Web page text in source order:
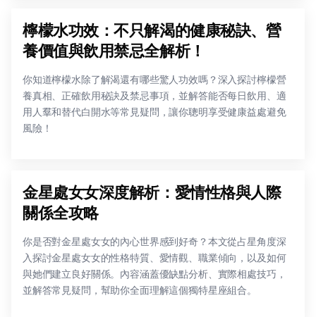
檸檬水功效：不只解渴的健康秘訣、營
養價值與飲用禁忌全解析！
你知道檸檬水除了解渴還有哪些驚人功效嗎？深入探討檸檬營
養真相、正確飲用秘訣及禁忌事項，並解答能否每日飲用、適
用人羣和替代白開水等常見疑問，讓你聰明享受健康益處避免
風險！
金星處女女深度解析：愛情性格與人際
關係全攻略
你是否對金星處女女的內心世界感到好奇？本文從占星角度深
入探討金星處女女的性格特質、愛情觀、職業傾向，以及如何
與她們建立良好關係。內容涵蓋優缺點分析、實際相處技巧，
並解答常見疑問，幫助你全面理解這個獨特星座組合。